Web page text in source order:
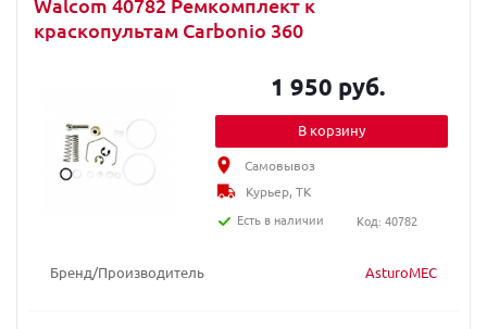
краскопультам Carbonio 360
Бренд/Производитель AsturoMEC
1 950 руб.
В корзину
Самовывоз
Курьер, ТК
Есть в наличии
Код: 40782